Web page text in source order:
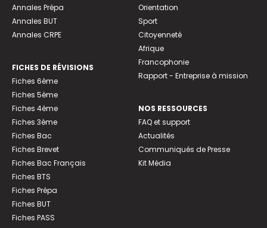
Annales Prépa
Annales BUT
Annales CRPE
FICHES DE RÉVISIONS
Fiches 6ème
Fiches 5ème
Fiches 4ème
Fiches 3ème
Fiches Bac
Fiches Brevet
Fiches Bac Français
Fiches BTS
Fiches Prépa
Fiches BUT
Fiches PASS
Orientation
Sport
Citoyenneté
Afrique
Francophonie
Rapport - Entreprise à mission
NOS RESSOURCES
FAQ et support
Actualités
Communiqués de Presse
Kit Média